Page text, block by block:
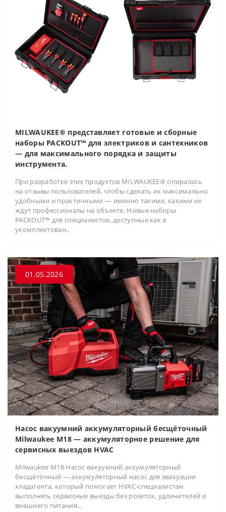
MILWAUKEE® представляет готовые и сборные
наборы PACKOUT™ для электриков и сантехников
— для максимального порядка и защиты
инструмента.
При разработке этих продуктов MILWAUKEE® опиралась
на отзывы пользователей, чтобы сделать их максимально
удобными и практичными — именно такими, какими их
ждут профессионалы на объекте. Новые наборы
PACKOUT™ для специалистов, доступные как в
укомплектован..
01.05.2026
Насос вакуумний аккумуляторный бесщёточный
Milwaukee M18 — аккумуляторное решение для
сервисных выездов HVAC
Milwaukee M18 Насос вакуумний аккумуляторный
бесщёточный — аккумуляторный насос для эвакуации
хладагента, который помогает HVAC-специалистам
выполнять сервисные выезды без розеток, удлинителей и
внешнего питания...